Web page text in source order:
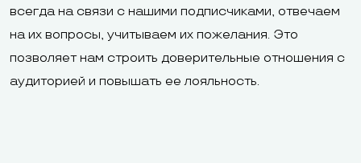
всегда на связи с нашими подписчиками, отвечаем
на их вопросы, учитываем их пожелания. Это
позволяет нам строить доверительные отношения с
аудиторией и повышать ее лояльность.